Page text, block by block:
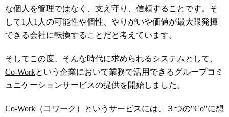
な個人を管理ではなく、支え守り、信頼することです。そ
して1人1人の可能性や個性、やりがいや価値が最大限発揮
できる会社に転換することだと考えています。
そしてこの度、そんな時代に求められるシステムとして、
Co-Workという企業において業務で活用できるグループコミ
ュニケーションサービスの提供を開始しました。
Co-Work （コワーク）というサービスには、３つの"Co"に想